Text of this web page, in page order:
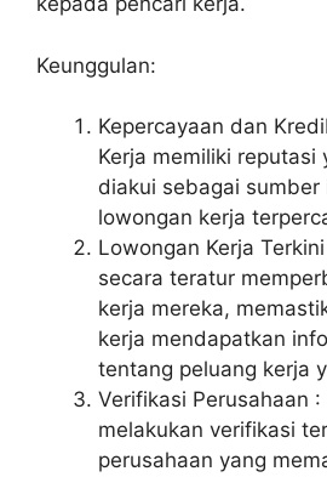
Keunggulan:
Kepercayaan dan
Kerja memiliki reputasi
diakui sebagai sumber
lowongan kerja
Lowongan Kerja
secara teratur
kerja mereka,
kerja mendapatkan
tentang peluang kerja
Verifikasi Perusahaan :
melakukan verifikasi
perusahaan yang